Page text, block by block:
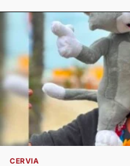
CERVIA